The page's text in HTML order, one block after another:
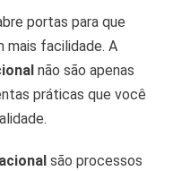
portas para que
mais facilidade. A
não são apenas
práticas que você
são processos